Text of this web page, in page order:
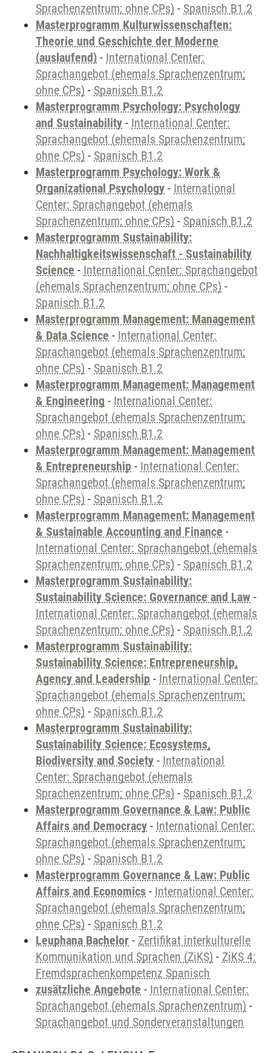
Sprachenzentrum; ohne CPs) - Spanisch B1.2
Masterprogramm Kulturwissenschaften:
Theorie und Geschichte der Moderne
(auslaufend) - International Center:
Sprachangebot (ehemals Sprachenzentrum;
ohne CPs) - Spanisch B1.2
Masterprogramm Psychology: Psychology
and Sustainability - International Center:
Sprachangebot (ehemals Sprachenzentrum;
ohne CPs) - Spanisch B1.2
Masterprogramm Psychology: Work &
Organizational Psychology - International
Center: Sprachangebot (ehemals
Sprachenzentrum; ohne CPs) - Spanisch B1.2
Masterprogramm Sustainability:
Nachhaltigkeitswissenschaft - Sustainability
Science - International Center: Sprachangebot
(ehemals Sprachenzentrum; ohne CPs) -
Spanisch B1.2
Masterprogramm Management: Management
& Data Science - International Center:
Sprachangebot (ehemals Sprachenzentrum;
ohne CPs) - Spanisch B1.2
Masterprogramm Management: Management
& Engineering - International Center:
Sprachangebot (ehemals Sprachenzentrum;
ohne CPs) - Spanisch B1.2
Masterprogramm Management: Management
& Entrepreneurship - International Center:
Sprachangebot (ehemals Sprachenzentrum;
ohne CPs) - Spanisch B1.2
Masterprogramm Management: Management
& Sustainable Accounting and Finance -
International Center: Sprachangebot (ehemals
Sprachenzentrum; ohne CPs) - Spanisch B1.2
Masterprogramm Sustainability:
Sustainability Science: Governance and Law -
International Center: Sprachangebot (ehemals
Sprachenzentrum; ohne CPs) - Spanisch B1.2
Masterprogramm Sustainability:
Sustainability Science: Entrepreneurship,
Agency and Leadership - International Center:
Sprachangebot (ehemals Sprachenzentrum;
ohne CPs) - Spanisch B1.2
Masterprogramm Sustainability:
Sustainability Science: Ecosystems,
Biodiversity and Society - International
Center: Sprachangebot (ehemals
Sprachenzentrum; ohne CPs) - Spanisch B1.2
Masterprogramm Governance & Law: Public
Affairs and Democracy - International Center:
Sprachangebot (ehemals Sprachenzentrum;
ohne CPs) - Spanisch B1.2
Masterprogramm Governance & Law: Public
Affairs and Economics - International Center:
Sprachangebot (ehemals Sprachenzentrum;
ohne CPs) - Spanisch B1.2
Leuphana Bachelor - Zertifikat interkulturelle
Kommunikation und Sprachen (ZiKS) - ZiKS 4:
Fremdsprachenkompetenz Spanisch
zusätzliche Angebote - International Center:
Sprachangebot (ehemals Sprachenzentrum) -
Sprachangebot und Sonderveranstaltungen